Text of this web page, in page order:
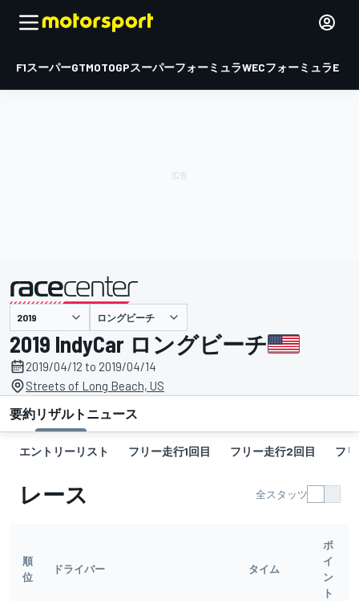
F1スーパーGTMOTOGPスーパーフォーミュラWECフォーミュラE
主催 ロングビーチ
2019 IndyCar ロングビーチ
2019/04/12 to 2019/04/14
Streets of Long Beach, US
要約リザルト ニュース
エントリーリスト フリー走行1回目 フリー走行2回目 フ
レース 全スタッツ
順
位
ドライバー タイム
ポ
イ
ン
ト